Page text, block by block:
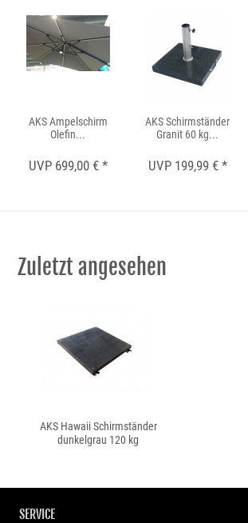
AKS Ampelschirm
Olefin...
UVP 699,00 € *
AKS Schirmständer
Granit 60 kg...
UVP 199,99 € *
Zuletzt angesehen
AKS Hawaii Schirmständer
dunkelgrau 120 kg
SERVICE